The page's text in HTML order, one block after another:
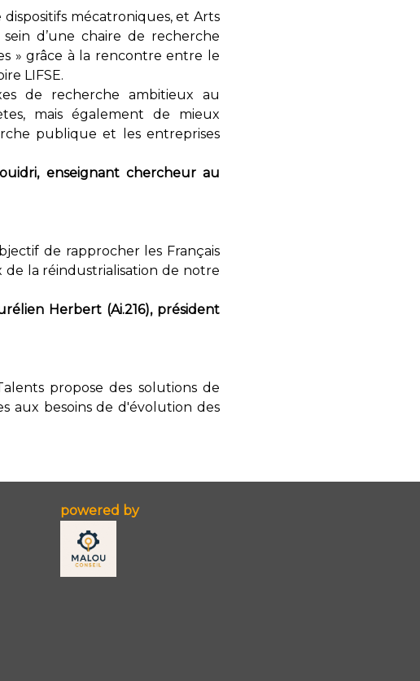
mécatroniques, et Arts
d’une chaire de recherche
» grâce à la rencontre entre le
LIFSE.
de recherche ambitieux au
mais également de mieux
publique et les entreprises
enseignant chercheur au
de rapprocher les Français
la réindustrialisation de notre
Herbert (Ai.216), président
propose des solutions de
aux besoins de d'évolution des
powered by